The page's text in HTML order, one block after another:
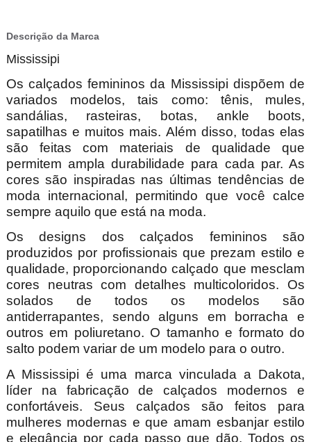
Descrição da Marca
Mississipi
Os calçados femininos da Mississipi dispõem de
variados modelos, tais como: tênis, mules,
sandálias, rasteiras, botas, ankle boots,
sapatilhas e muitos mais. Além disso, todas elas
são feitas com materiais de qualidade que
permitem ampla durabilidade para cada par. As
cores são inspiradas nas últimas tendências de
moda internacional, permitindo que você calce
sempre aquilo que está na moda.
Os designs dos calçados femininos são
produzidos por profissionais que prezam estilo e
qualidade, proporcionando calçado que mesclam
cores neutras com detalhes multicoloridos. Os
solados de todos os modelos são
antiderrapantes, sendo alguns em borracha e
outros em poliuretano. O tamanho e formato do
salto podem variar de um modelo para o outro.
A Mississipi é uma marca vinculada a Dakota,
líder na fabricação de calçados modernos e
confortáveis. Seus calçados são feitos para
mulheres modernas e que amam esbanjar estilo
e elegância por cada passo que dão. Todos os